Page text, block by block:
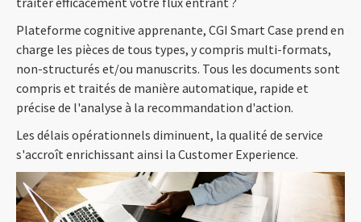
Plateforme cognitive apprenante, CGI SmartCase prend en
charge les pièces de tous types, y compris multi-formats,
non-structurés et/ou manuscrits. Tous les documents sont
compris et traités de manière automatique, rapide et
précise de l'analyse à la recommandation d'action.
Les délais opérationnels diminuent, la qualité de service
s'accroît enrichissant ainsi la Customer Experience.